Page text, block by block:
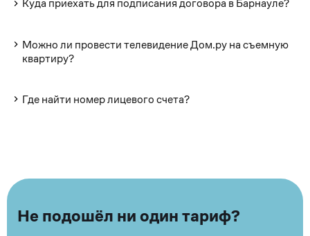
Куда приехать для подписания договора в Барнауле?
Можно ли провести телевидение Дом.ру на съемную
квартиру?
Где найти номер лицевого счета?
Не подошёл ни один тариф?